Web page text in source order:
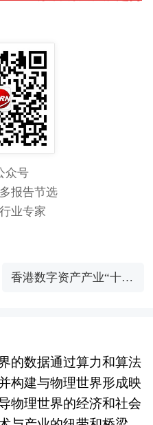
众号
报告节选
业专家
香港数字资产产业“十五
的数据通过算力和算法
构建与物理世界形成映
物理世界的经济和社会